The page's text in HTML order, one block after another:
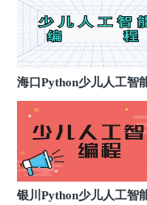
厦旁)
深圳南
深圳市南山
9 广州荔
广州天
广州市天河
11 广州海
广州市海珠
海口Python少儿人工智
小班课
银川Python少儿人工智